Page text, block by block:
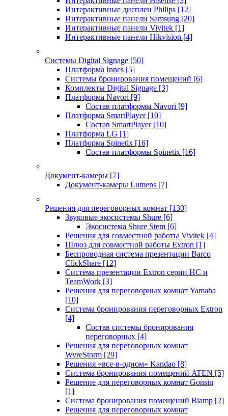
Интерактивные дисплеи Philips [12]
Интерактивные панели Samsung [20]
Интерактивные панели Vivitek [1]
Интерактивные панели Hikvision [4]
Системы Digital Signage [50]
Платформа Innes [5]
Системы бронирования помещений [6]
Комплекты Digital Signage [3]
Платформа Navori [9]
Состав платформы Navori [9]
Платформа SmartPlayer [10]
Состав SmartPlayer [10]
Платформа LG [1]
Платформа Spinetix [16]
Состав платформы Spinetix [16]
Документ-камеры [7]
Документ-камеры Lumens [7]
Решения для переговорных комнат [130]
Звуковые экосистемы Shure [6]
Экосистема Shure Stem [6]
Решения для совместной работы Vivitek [4]
Шлюз для совместной работы Extron [1]
Беспроводная система презентации Barco
ClickShare [12]
Система презентации Extron серии HC и
TeamWork [3]
Решения для переговорных комнат Yamaha
[10]
Система бронирования переговорных Extron
[4]
Состав системы бронирования
переговорных [4]
Решения для переговорных комнат
WyreStorm [29]
Решения «все-в-одном» Kandao [8]
Система бронирования помещений ATEN [5]
Решение для переговорных комнат Gonsin
[1]
Система бронирования помещений Biamp [2]
Решения для переговорных комнат